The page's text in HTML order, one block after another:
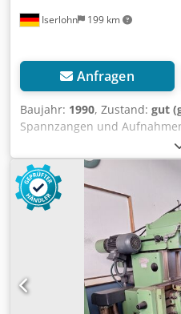
Iserlohn 199 km
Anfragen
Baujahr: 1990, Zustand: gut
Spannzangen und
Fräsmaschinen FP1 -FP2-
Einzel Verkauf Bedarf